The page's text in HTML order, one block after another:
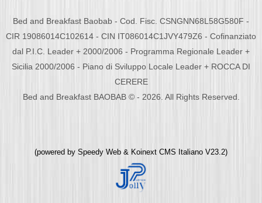
Bed and Breakfast Baobab - Cod. Fisc. CSNGNN68L58G580F -
CIR 19086014C102614 - CIN IT086014C1JVY479Z6 - Cofinanziato
dal P.I.C. Leader + 2000/2006 - Programma Regionale Leader +
Sicilia 2000/2006 - Piano di Sviluppo Locale Leader + ROCCA DI
CERERE
Bed and Breakfast BAOBAB © - 2026. All Rights Reserved.
(powered by Speedy Web & Koinext CMS Italiano V23.2)